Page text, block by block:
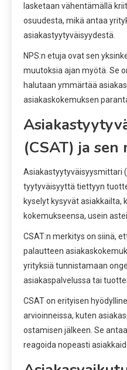
lasketaan vähentämällä
osuudesta, mikä antaa
asiakastyytyväisyydestä.
NPS:n etuja ovat sen
muutoksia ajan myötä. Se
halutaan ymmärtää
asiakaskokemuksen
(CSAT) ja
Asiakastyytyväisyysmittari
tyytyväisyyttä tiettyyn
kyselyt kysyvät asiakkailta,
kokemukseensa, usein
CSAT:n merkitys on siinä,
palautteen
yrityksiä tunnistamaan
asiakaspalvelussa tai
CSAT on erityisen
arvioinneissa, kuten
ostamisen jälkeen. Se
reagoida nopeasti